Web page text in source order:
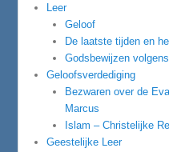
Leer
Geloof
De laatste tijden en
Godsbewijzen
Geloofsverdediging
Bezwaren over de
Marcus
Islam – Christelijke
Geestelijke Leer